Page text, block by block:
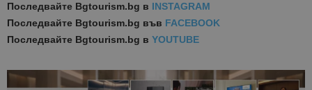
Последвайте Bgtourism.bg в INSTAGRAM
Последвайте Bgtourism.bg във FACEBOOK
Последвайте Bgtourism.bg в YOUTUBE